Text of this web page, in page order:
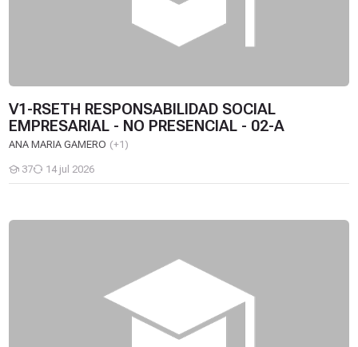
V1-RSETH RESPONSABILIDAD SOCIAL
EMPRESARIAL - NO PRESENCIAL - 02-A
ANA MARIA GAMERO (+1)
37
Estudiantes
14 jul 2026
V1-PETH PLANIFICACION ESTRATEGICA PARA EL TALENTO